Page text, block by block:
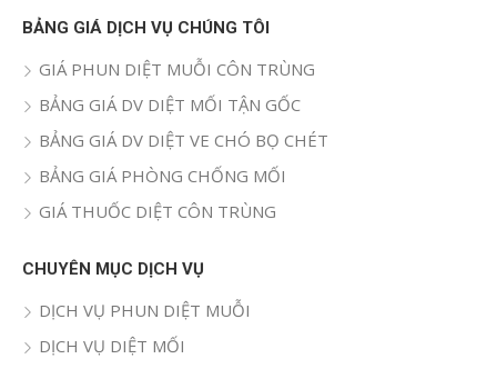
quả
BẢNG GIÁ DỊCH VỤ CHÚNG TÔI
GIÁ PHUN DIỆT MUỖI CÔN TRÙNG
BẢNG GIÁ DV DIỆT MỐI TẬN GỐC
BẢNG GIÁ DV DIỆT VE CHÓ BỌ CHÉT
BẢNG GIÁ PHÒNG CHỐNG MỐI
GIÁ THUỐC DIỆT CÔN TRÙNG
CHUYÊN MỤC DỊCH VỤ
DỊCH VỤ PHUN DIỆT MUỖI
DỊCH VỤ DIỆT MỐI